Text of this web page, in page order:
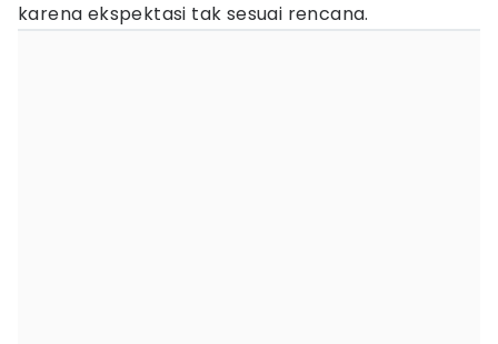
karena ekspektasi tak sesuai rencana.